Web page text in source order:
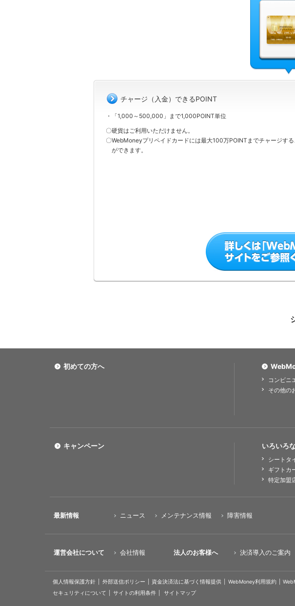
チャージ（入金）できるPOINT
・「1,000～500,000」まで1,000POINT単位
〇硬貨はご利用いただけません。
〇WebMoneyプリペイドカードには最大100万POINTまでチャージすること
ができます。
初めての方へ
コンビニ
その他の
いろいろ
シートタ
ギフトカ
特定加盟
キャンペーン
最新情報 ニュース メンテナンス情報 障害情報
運営会社について 会社情報 法人のお客様へ 決済導入のご案内
個人情報保護方針 外部送信ポリシー 資金決済法に基づく情報提供 WebMoney利用規約
セキュリティについて
サイトの利用条件 サイトマップ